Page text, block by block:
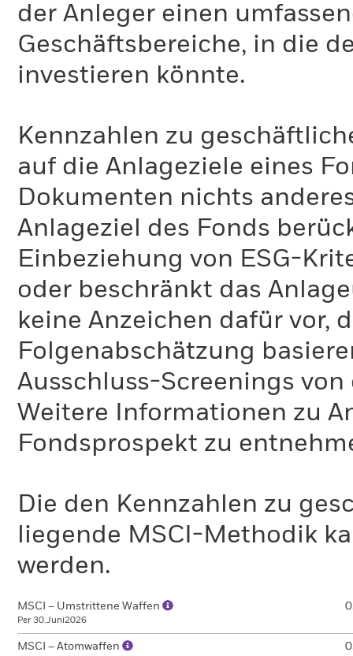
der Anleger einen
Geschäftsbereiche, in die
investieren könnte.
Kennzahlen zu
auf die Anlageziele eines
Dokumenten nichts
Anlageziel des Fonds
Einbeziehung von ESG-
oder beschränkt das
keine Anzeichen dafür vor,
Folgenabschätzung
Ausschluss-Screenings
Weitere Informationen zu
Fondsprospekt zu
Die den Kennzahlen zu
liegende MSCI-Methodik
werden.
MSCI – Umstrittene Waffen
Per 30.Juni2026
MSCI – Atomwaffen